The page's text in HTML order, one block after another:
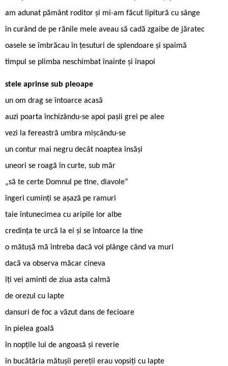
am adunat pământ roditor și mi-am făcut lipitură cu sânge
în curând de pe rănile mele aveau să cadă zgaibe de jăratec
oasele se îmbrăcau în țesuturi de splendoare și spaimă
timpul se plimba neschimbat înainte și înapoi
stele aprinse sub pleoape
un om drag se întoarce acasă
auzi poarta închizându-se apoi pașii grei pe alee
vezi la fereastră umbra mișcându-se
un contur mai negru decât noaptea însăși
uneori se roagă în curte, sub măr
„să te certe Domnul pe tine, diavole“
îngeri cuminți se așază pe ramuri
taie întunecimea cu aripile lor albe
credința te urcă la ei și se întoarce la tine
o mătușă mă întreba dacă voi plânge când va muri
dacă va observa măcar cineva
îți vei aminti de ziua asta calmă
de orezul cu lapte
dansuri de foc a văzut dans de fecioare
în pielea goală
în nopțile lui de angoasă și reverie
în bucătăria mătușii pereții erau vopsiți cu lapte